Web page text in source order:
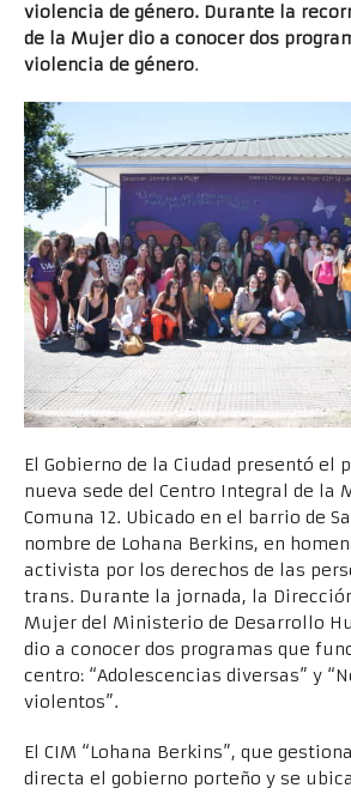
violencia de género. Durante la
de la Mujer dio a conocer dos
violencia de género.
El Gobierno de la Ciudad presentó el
nueva sede del Centro Integral de la
Comuna 12. Ubicado en el barrio de
nombre de Lohana Berkins, en
activista por los derechos de las
trans. Durante la jornada, la
Mujer del Ministerio de Desarrollo
dio a conocer dos programas que
centro: “Adolescencias diversas” y
violentos”.
El CIM “Lohana Berkins”, que
directa el gobierno porteño y se